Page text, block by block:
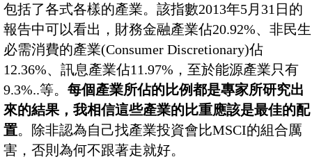
包括了各式各樣的產業。該指數2013年5月31日的
報告中可以看出，財務金融產業佔20.92%、非民生
必需消費的產業(Consumer Discretionary)佔
12.36%、訊息產業佔11.97%，至於能源產業只有
9.3%..等。 每個產業所佔的比例都是專家所研究出
來的結果，我相信這些產業的比重應該是最佳的配
置。除非認為自己找產業投資會比MSCI的組合厲
害，否則為何不跟著走就好。